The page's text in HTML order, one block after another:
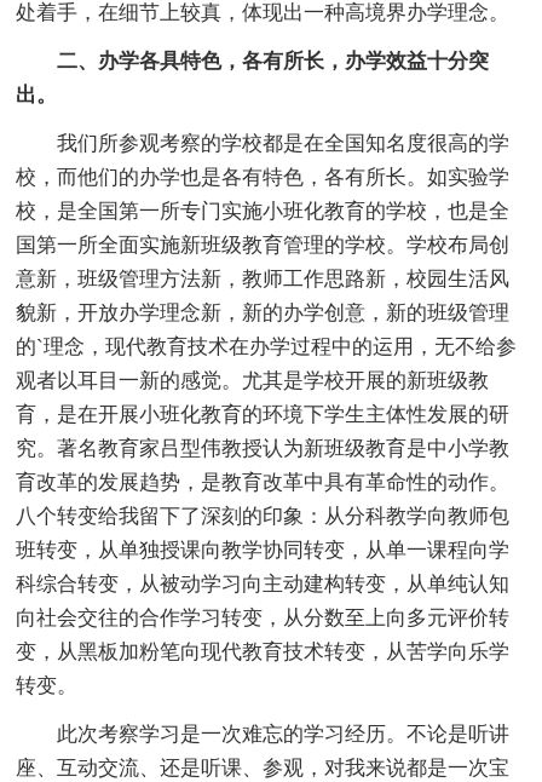
处着手，在细节上较真，体现出一种高境界办学理念。
二、办学各具特色，各有所长，办学效益十分突
出。
我们所参观考察的学校都是在全国知名度很高的学
校，而他们的办学也是各有特色，各有所长。如实验学
校，是全国第一所专门实施小班化教育的学校，也是全
国第一所全面实施新班级教育管理的学校。学校布局创
意新，班级管理方法新，教师工作思路新，校园生活风
貌新，开放办学理念新，新的办学创意，新的班级管理
的`理念，现代教育技术在办学过程中的运用，无不给参
观者以耳目一新的感觉。尤其是学校开展的新班级教
育，是在开展小班化教育的环境下学生主体性发展的研
究。著名教育家吕型伟教授认为新班级教育是中小学教
育改革的发展趋势，是教育改革中具有革命性的动作。
八个转变给我留下了深刻的印象：从分科教学向教师包
班转变，从单独授课向教学协同转变，从单一课程向学
科综合转变，从被动学习向主动建构转变，从单纯认知
向社会交往的合作学习转变，从分数至上向多元评价转
变，从黑板加粉笔向现代教育技术转变，从苦学向乐学
转变。
此次考察学习是一次难忘的学习经历。不论是听讲
座、互动交流、还是听课、参观，对我来说都是一次宝